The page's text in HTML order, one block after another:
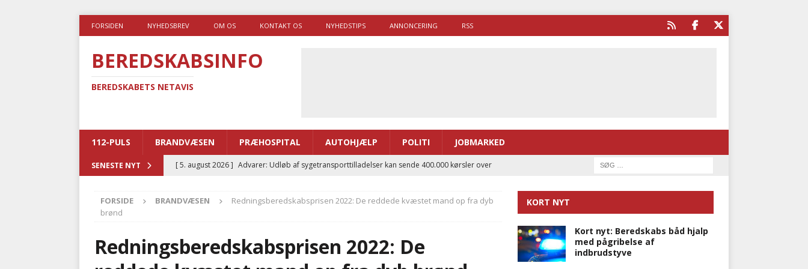
FORSIDEN NYHEDSBREV OM OS KONTAKT OS NYHEDSTIPS ANNONCERING RSS
BEREDSKABSINFO
BEREDSKABETS NETAVIS
112-PULS BRANDVÆSEN PRÆHOSPITAL AUTOHJÆLP POLITI JOBMARKED
SENESTE NYT [ 5. august 2026 ] Advarer: Udløb af sygetransporttilladelser kan sende 400.000 kørsler over
[ 5. august 2026 ] Ny ambulance og el-sygetransportvogn til Samsø
PRÆHOSPITAL
BRANDVÆSEN
[ 4. august 2026 ] Ny treårig politiuddannelse skal ruste betjentene til mere kompleks
FORSIDE BRANDVÆSEN
Redningsberedskabsprisen 2022: De reddede kvæstet mand op fra dyb
brønd
Redningsberedskabsprisen 2022: De
KORT NYT
Kort nyt: Beredskabs båd hjalp
med pågribelse af
indbrudstyve